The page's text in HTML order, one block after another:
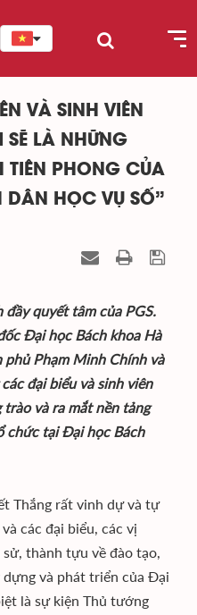
VÀ SINH VIÊN
LÀ NHỮNG
TIÊN PHONG CỦA
DÂN HỌC VỤ SỐ”
quyết tâm của PGS.
Đại học Bách khoa Hà
Phạm Minh Chính và
đại biểu và sinh viên
và ra mắt nền tảng
chức tại Đại học Bách
Thắng rất vinh dự và tự
các đại biểu, các vị
thành tựu về đào tạo,
và phát triển của Đại
là sự kiện Thủ tướng